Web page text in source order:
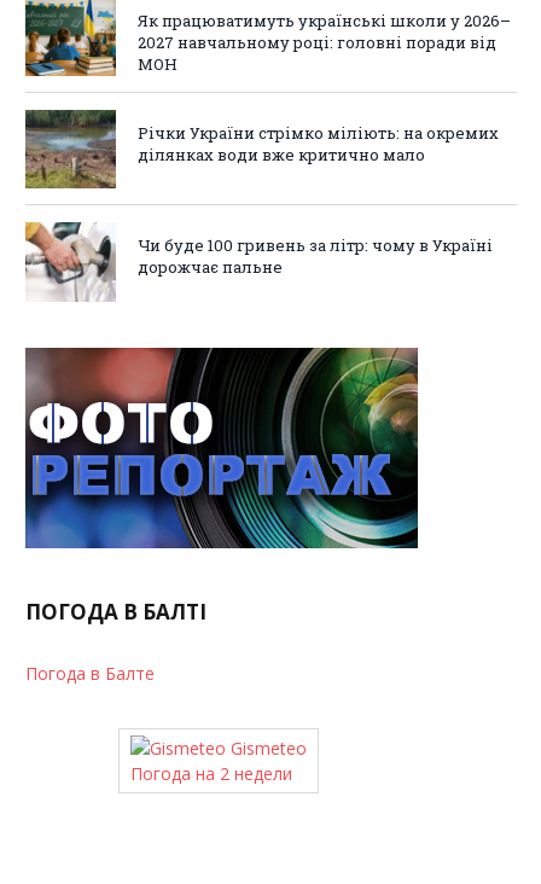
Як працюватимуть українські школи у 2026–
2027 навчальному році: головні поради від
МОН
Річки України стрімко міліють: на окремих
ділянках води вже критично мало
Чи буде 100 гривень за літр: чому в Україні
дорожчає пальне
ПОГОДА В БАЛТІ
Погода в Балте
Gismeteo
Погода на 2 недели